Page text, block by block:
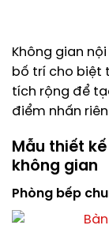
Không gian
bố trí cho biệt
tích rộng để
điểm nhấn
Mẫu thiết
không gian
Phòng bếp